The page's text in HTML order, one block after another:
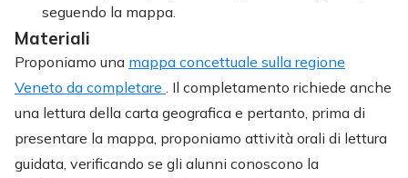
seguendo la mappa.
Materiali
Proponiamo una mappa concettuale sulla regione
Veneto da completare
. Il completamento richiede anche
una lettura della carta geografica e pertanto, prima di
presentare la mappa, proponiamo attività orali di lettura
guidata, verificando se gli alunni conoscono la